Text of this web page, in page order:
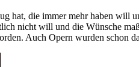
hat, die immer mehr haben
nicht will und die Wünsche
Auch Opern wurden schon